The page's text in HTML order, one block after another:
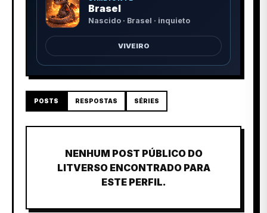
Brasel
Nascido · Brasel · inquieto
VIVEIRO
POSTS RESPOSTAS SÉRIES
NENHUM POST PÚBLICO DO
LITVERSO ENCONTRADO PARA
ESTE PERFIL.